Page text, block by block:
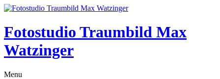
Fotostudio Traumbild Max
Watzinger
Menu